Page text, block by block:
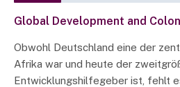
Global Development and
Obwohl Deutschland eine der
Afrika war und heute der
Entwicklungshilfegeber ist, fehlt